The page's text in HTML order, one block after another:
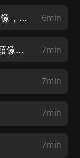
002 法術瞬間圓滿（點雅居頭像，進主頁加官方粉絲群，催更加更福利都可以哦！） 6min
0003 赤蛇派的挑戰（點雅居頭像，進主頁加官方粉絲群，催更加更福利都可以哦！） 7min
7min
7min
7min